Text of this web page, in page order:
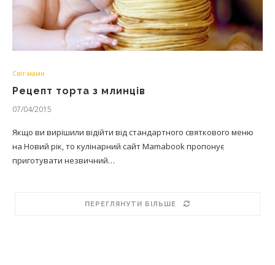
Світ мами
Рецепт торта з млинців
07/04/2015
Якщо ви вирішили відійти від стандартного святкового меню
на Новий рік, то кулінарний сайт Mamabook пропонує
приготувати незвичний…
ПЕРЕГЛЯНУТИ БІЛЬШЕ